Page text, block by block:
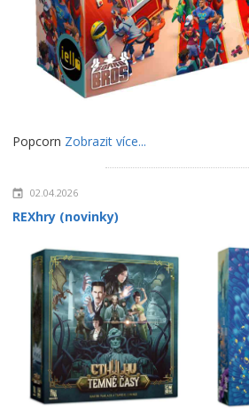
Popcorn Zobrazit více...
02.04.2026
REXhry (novinky)